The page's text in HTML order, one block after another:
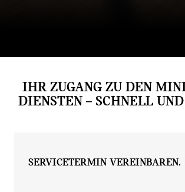
Wie nutze ich Remote Services?
IHR ZUGANG ZU DEN
DIENSTEN – SCHNELL
SERVICETERMIN VEREINBAREN.